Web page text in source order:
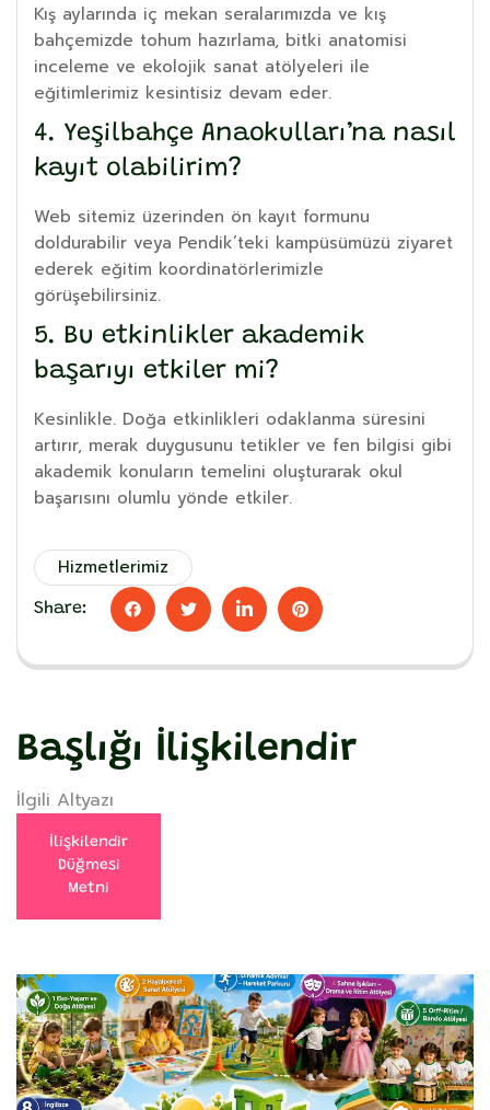
Kış aylarında iç mekan seralarımızda ve kış
bahçemizde tohum hazırlama, bitki anatomisi
inceleme ve ekolojik sanat atölyeleri ile
eğitimlerimiz kesintisiz devam eder.
4. Yeşilbahçe Anaokulları’na nasıl
kayıt olabilirim?
Web sitemiz üzerinden ön kayıt formunu
doldurabilir veya Pendik’teki kampüsümüzü ziyaret
ederek eğitim koordinatörlerimizle
görüşebilirsiniz.
5. Bu etkinlikler akademik
başarıyı etkiler mi?
Kesinlikle. Doğa etkinlikleri odaklanma süresini
artırır, merak duygusunu tetikler ve fen bilgisi gibi
akademik konuların temelini oluşturarak okul
başarısını olumlu yönde etkiler.
Hizmetlerimiz
Share:
Başlığı İlişkilendir
İlgili Altyazı
İlişkilendir
Düğmesi
Metni